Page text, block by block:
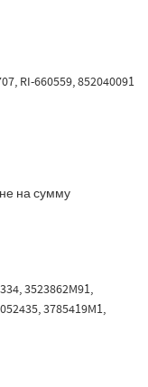
на сумму
RI-660559, 852040091
3523862M91,
3785419M1,